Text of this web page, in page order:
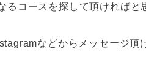
コースを探して頂ければと
などからメッセージ頂